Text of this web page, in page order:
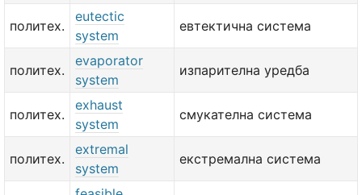
политех.
eutectic
system
евтектична система
политех.
evaporator
system
изпарителна уредба
политех.
exhaust
system
смукателна система
политех.
extremal
system
екстремална система